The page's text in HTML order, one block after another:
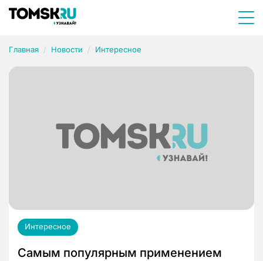
Главная Новости Интересное
Интересное
Самым популярным применением